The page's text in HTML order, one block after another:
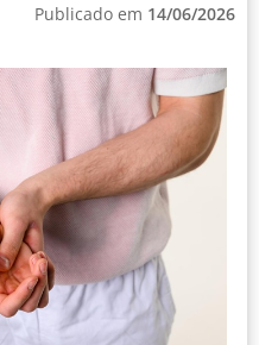
Publicado em 14/06/2026